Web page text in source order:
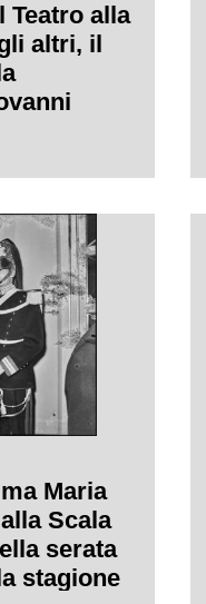
Teatro alla
altri, il
1955-
"Norma"
diretta
con la
Maria
Scala
serata
stagione